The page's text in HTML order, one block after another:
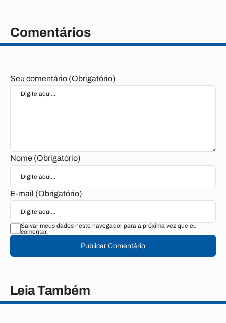
Comentários
Seu comentário (Obrigatório)
Nome (Obrigatório)
E-mail (Obrigatório)
Salvar meus dados neste navegador para a próxima vez que eu
comentar.
Publicar Comentário
Leia Também